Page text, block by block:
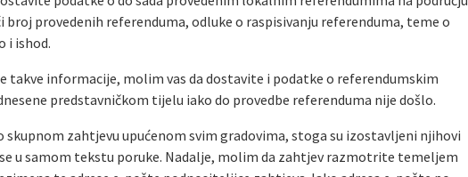
broj provedenih referenduma, odluke o raspisivanju referenduma, teme o
i ishod.
takve informacije, molim vas da dostavite i podatke o referendumskim
predstavničkom tijelu iako do provedbe referenduma nije došlo.
skupnom zahtjevu upućenom svim gradovima, stoga su izostavljeni njihovi
u samom tekstu poruke. Nadalje, molim da zahtjev razmotrite temeljem